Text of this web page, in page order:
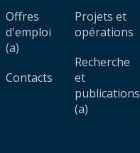
Offres
d'emploi
(a)
Contacts
Projets et
opérations
Recherche
et
publications
(a)